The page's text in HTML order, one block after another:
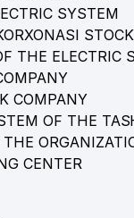
SYSTEM
THE ELECTRIC
COMPANY
OF THE
CENTER